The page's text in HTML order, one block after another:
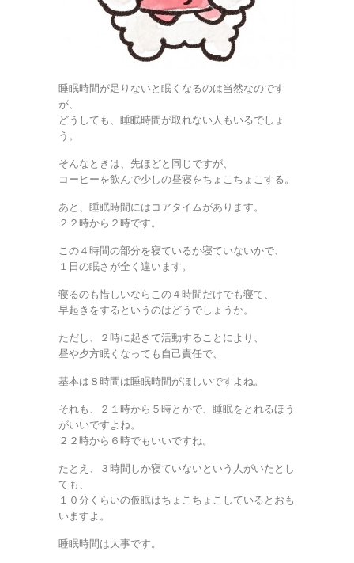
睡眠時間が足りないと眠くなるのは当然なのです
が、
どうしても、睡眠時間が取れない人もいるでしょ
う。
そんなときは、先ほどと同じですが、
コーヒーを飲んで少しの昼寝をちょこちょこする。
あと、睡眠時間にはコアタイムがあります。
２２時から２時です。
この４時間の部分を寝ているか寝ていないかで、
１日の眠さが全く違います。
寝るのも惜しいならこの４時間だけでも寝て、
早起きをするというのはどうでしょうか。
ただし、２時に起きて活動することにより、
昼や夕方眠くなっても自己責任で、
基本は８時間は睡眠時間がほしいですよね。
それも、２１時から５時とかで、睡眠をとれるほう
がいいですよね。
２２時から６時でもいいですね。
たとえ、３時間しか寝ていないという人がいたとし
ても、
１０分くらいの仮眠はちょこちょこしているとおも
いますよ。
睡眠時間は大事です。